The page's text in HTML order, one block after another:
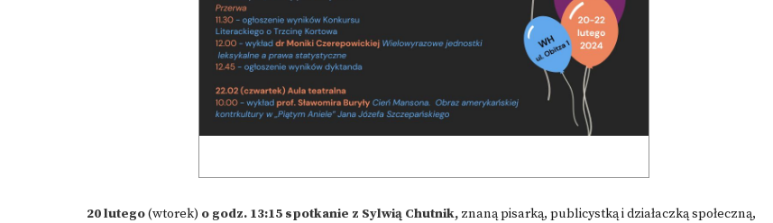
20 lutego(wtorek) o godz. 13:15 spotkanie z Sylwią Chutnik, znaną pisarką, publicystką i działaczką społeczną,